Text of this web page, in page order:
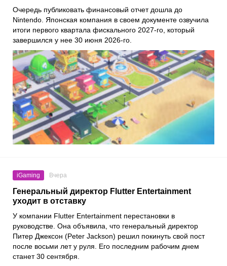
Очередь публиковать финансовый отчет дошла до
Nintendo. Японская компания в своем документе озвучила
итоги первого квартала фискального 2027-го, который
завершился у нее 30 июня 2026-го.
iGaming Вчера
Генеральный директор Flutter Entertainment
уходит в отставку
У компании Flutter Entertainment перестановки в
руководстве. Она объявила, что генеральный директор
Питер Джексон (Peter Jackson) решил покинуть свой пост
после восьми лет у руля. Его последним рабочим днем
станет 30 сентября.